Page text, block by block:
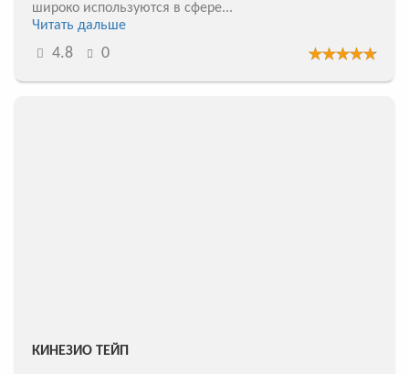
широко используются в сфере...
Читать дальше
4.8 0
КИНЕЗИО ТЕЙП